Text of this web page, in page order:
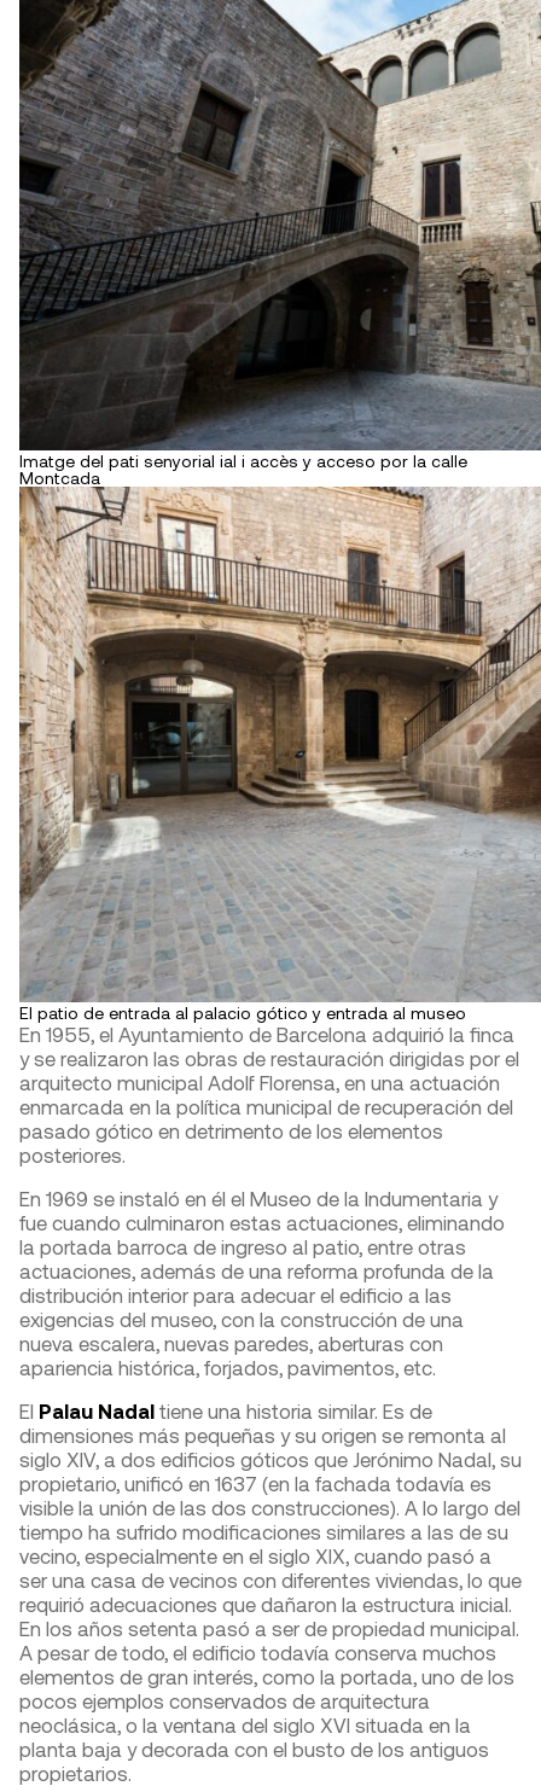
Imatge del pati senyorial ial i accès y acceso por la calle
Montcada
El patio de entrada al palacio gótico y entrada al museo
En 1955, el Ayuntamiento de Barcelona adquirió la finca
y se realizaron las obras de restauración dirigidas por el
arquitecto municipal Adolf Florensa, en una actuación
enmarcada en la política municipal de recuperación del
pasado gótico en detrimento de los elementos
posteriores.
En 1969 se instaló en él el Museo de la Indumentaria y
fue cuando culminaron estas actuaciones, eliminando
la portada barroca de ingreso al patio, entre otras
actuaciones, además de una reforma profunda de la
distribución interior para adecuar el edificio a las
exigencias del museo, con la construcción de una
nueva escalera, nuevas paredes, aberturas con
apariencia histórica, forjados, pavimentos, etc.
El Palau Nadal tiene una historia similar. Es de
dimensiones más pequeñas y su origen se remonta al
siglo XIV, a dos edificios góticos que Jerónimo Nadal, su
propietario, unificó en 1637 (en la fachada todavía es
visible la unión de las dos construcciones). A lo largo del
tiempo ha sufrido modificaciones similares a las de su
vecino, especialmente en el siglo XIX, cuando pasó a
ser una casa de vecinos con diferentes viviendas, lo que
requirió adecuaciones que dañaron la estructura inicial.
En los años setenta pasó a ser de propiedad municipal.
A pesar de todo, el edificio todavía conserva muchos
elementos de gran interés, como la portada, uno de los
pocos ejemplos conservados de arquitectura
neoclásica, o la ventana del siglo XVI situada en la
planta baja y decorada con el busto de los antiguos
propietarios.